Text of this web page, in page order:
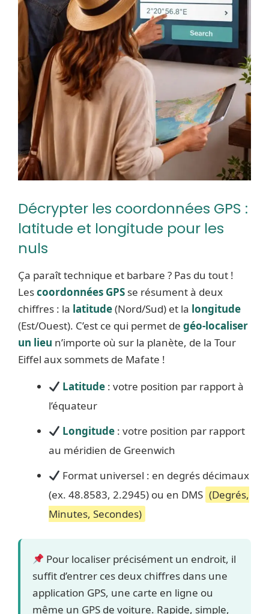
Décrypter les coordonnées GPS :
latitude et longitude pour les
nuls
Ça paraît technique et barbare ? Pas du tout !
Lescoordonnées GPS se résument à deux
chiffres : la latitude(Nord/Sud) et la longitude
(Est/Ouest). C’est ce qui permet de géo-localiser
un lieu n’importe où sur la planète, de la Tour
Eiffel aux sommets de Mafate !
Latitude : votre position par rapport à
l’équateur
Longitude : votre position par rapport
au méridien de Greenwich
Format universel : en degrés décimaux
(ex. 48.8583, 2.2945) ou en DMS (Degrés,
Minutes, Secondes)
Pour localiser précisément un endroit, il
suffit d’entrer ces deux chiffres dans une
application GPS, une carte en ligne ou
même un GPS de voiture. Rapide, simple,